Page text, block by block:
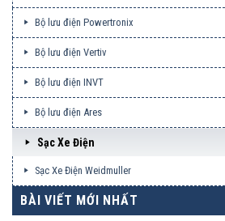
Bộ lưu điện Powertronix
Bộ lưu điện Vertiv
Bộ lưu điện INVT
Bộ lưu điện Ares
Sạc Xe Điện
Sạc Xe Điện Weidmuller
BÀI VIẾT MỚI NHẤT